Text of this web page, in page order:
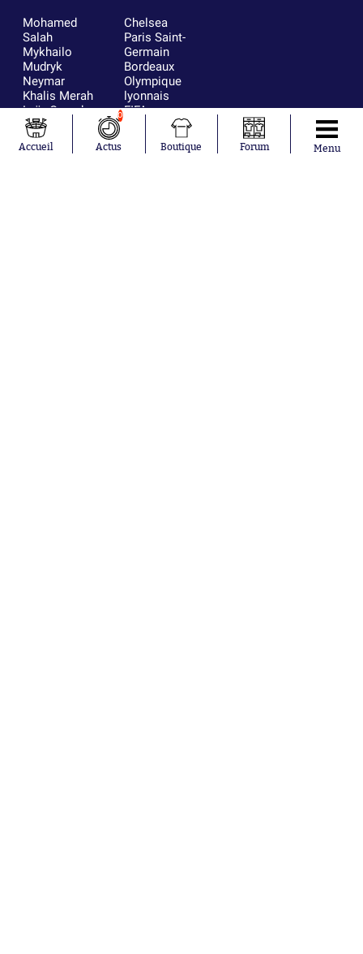
Mohamed
Salah
Mykhailo
Mudryk
Neymar
Khalis Merah
Loïs Openda
Moussa
Niakhaté
Nicolás
Chelsea
Paris Saint-
Germain
Bordeaux
Olympique
lyonnais
FIFA
Real Madrid
RC Strasbourg
AC Milan
Accueil
0
Actus Boutique Forum Menu